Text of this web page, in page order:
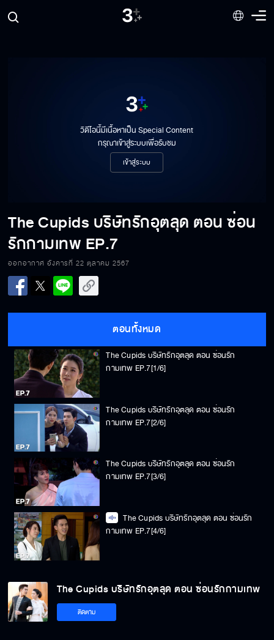
วิดีโอนี้มีเนื้อหาเป็น Special Content
กรุณาเข้าสู่ระบบเพื่อรับชม
เข้าสู่ระบบ
The Cupids บริษัทรักอุตลุด ตอน ซ่อน
รักกามเทพ EP.7
ออกอากาศ อังคารที่ 22 ตุลาคม 2567
ตอนทั้งหมด
The Cupids บริษัทรักอุตลุด ตอน ซ่อนรัก
กามเทพ EP.7[1/6]
The Cupids บริษัทรักอุตลุด ตอน ซ่อนรัก
กามเทพ EP.7[2/6]
The Cupids บริษัทรักอุตลุด ตอน ซ่อนรัก
กามเทพ EP.7[3/6]
The Cupids บริษัทรักอุตลุด ตอน ซ่อนรัก
กามเทพ EP.7[4/6]
กามเทพ EP.7[5/6]
The Cupids บริษัทรักอุตลุด ตอน ซ่อนรักกามเทพ
ติดตาม